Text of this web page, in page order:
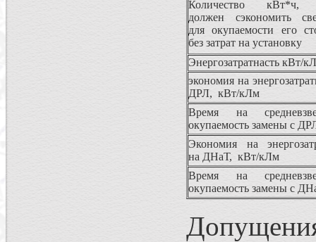
Количество кВт*ч,
должен сэкономить
для окупаемости его
без затрат на установку
Энергозатратнасть кВт/
экономия на
ДРЛ, кВт/кЛм
Время на
окупаемость замены с
Экономия на
на ДНаТ, кВт/кЛм
Время на
окупаемость замены с